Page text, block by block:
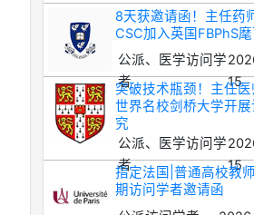
8天获邀请函！主任药
CSC加入英国FBPhS
公派、医学访问学
者
15
突破技术瓶颈！主任
世界名校剑桥大学开
究
公派、医学访问学
者
15
指定法国|普通高校教
期访问学者邀请函